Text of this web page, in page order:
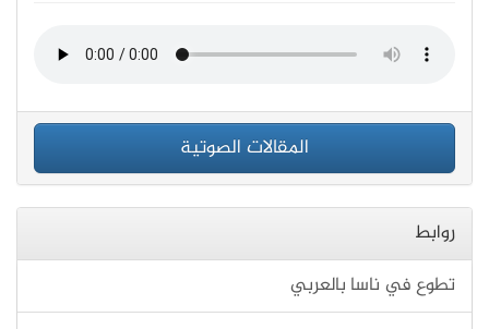
المقالات الصوتية
روابط
تطوع في ناسا بالعربي